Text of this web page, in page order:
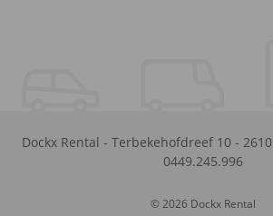
Dockx Rental - Terbekehofdreef 10 - 2610
0449.245.996
© 2026 Dockx Rental